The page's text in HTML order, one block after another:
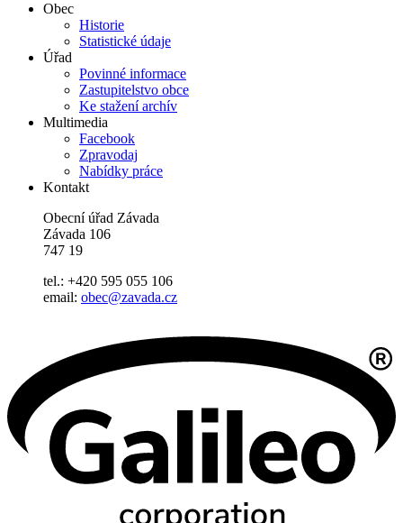
Obec
Historie
Statistické údaje
Úřad
Povinné informace
Zastupitelstvo obce
Ke stažení archív
Multimedia
Facebook
Zpravodaj
Nabídky práce
Kontakt
Obecní úřad Závada
Závada 106
747 19
tel.: +420 595 055 106
email: obec@zavada.cz